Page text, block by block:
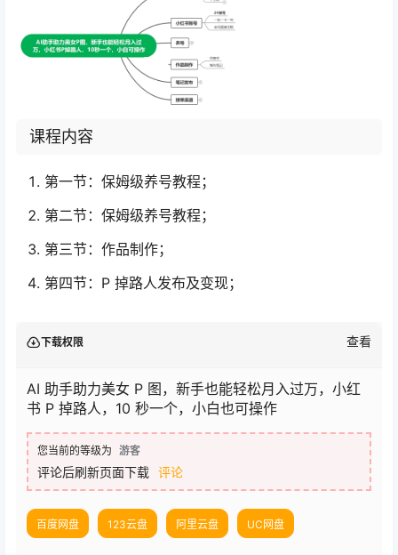
课程内容
第一节：保姆级养号教程；
第二节：保姆级养号教程；
第三节：作品制作；
第四节：P 掉路人发布及变现；
下载权限 查看
AI 助手助力美女 P 图，新手也能轻松月入过万，小红
书 P 掉路人，10 秒一个，小白也可操作
您当前的等级为 游客
评论后刷新页面下载 评论
百度网盘 123云盘 阿里云盘 UC网盘